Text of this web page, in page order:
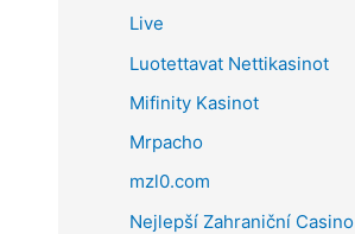
Live
Luotettavat Nettikasinot
Mifinity Kasinot
Mrpacho
mzl0.com
Nejlepší Zahraniční Casino